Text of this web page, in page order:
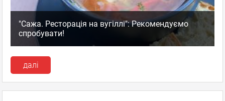
"Сажа. Ресторація на вугіллі": Рекомендуємо
спробувати!
далі